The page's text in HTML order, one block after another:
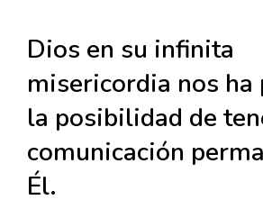
Dios en su infinita
misericordia nos
la posibilidad de
comunicación
Él.